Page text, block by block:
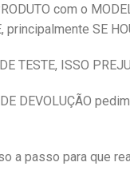
com o
SE
TESTE, ISSO
DE DEVOLUÇÃO
a passo para que